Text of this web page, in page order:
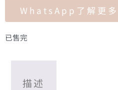
WhatsApp了解更多
已售完
描述